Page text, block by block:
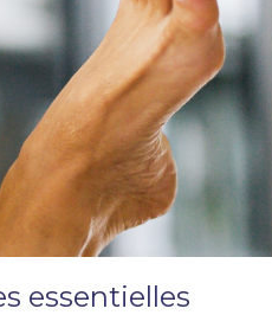
essentielles